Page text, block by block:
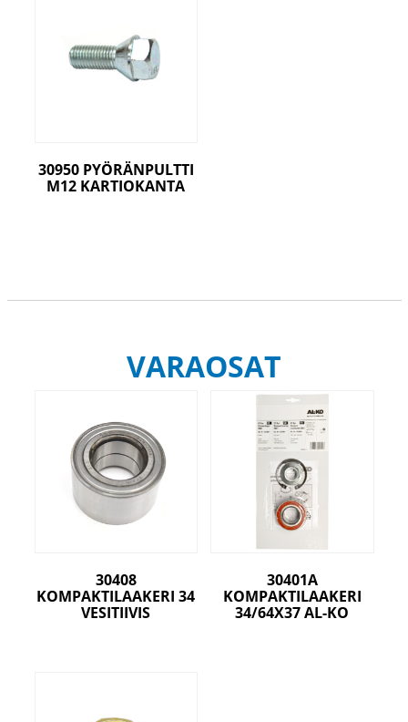
30950 PYÖRÄNPULTTI
M12 KARTIOKANTA
VARAOSAT
30408
KOMPAKTILAAKERI 34
VESITIIVIS
30401A
KOMPAKTILAAKERI
34/64X37 AL-KO